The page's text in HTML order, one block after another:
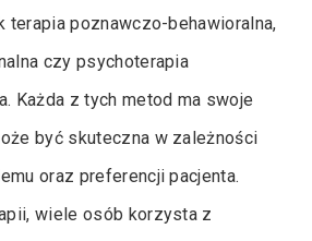
terapia poznawczo-behawioralna,
czy psychoterapia
Każda z tych metod ma swoje
być skuteczna w zależności
oraz preferencji pacjenta.
wiele osób korzysta z